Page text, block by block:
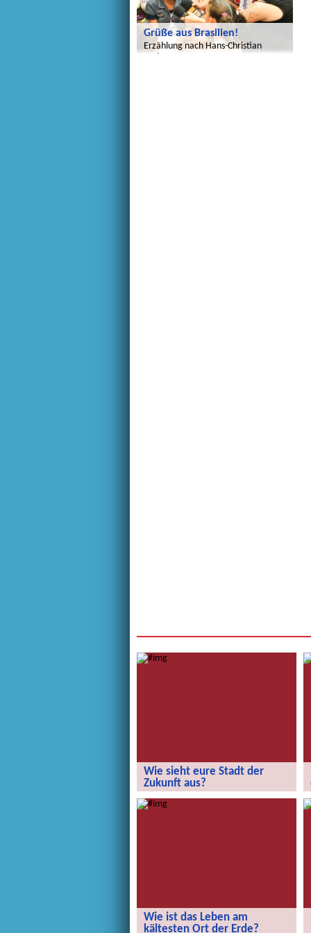
Grüße aus Brasilien!
Erzählung nach Hans-Christian
Wie sieht eure Stadt der
Zukunft aus?
Wie sieht eure Stadt der Zukunft aus?
Wie ist das Leben am
kältesten Ort der Erde?